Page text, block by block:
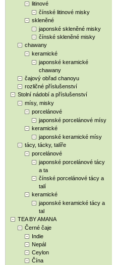
litinové
čínské litinové misky
skleněné
japonské skleněné misky
čínské skleněné misky
chawany
keramické
japonské keramické
chawany
čajový obřad chanoyu
rozličné příslušenství
Stolní nádobí a příslušenství
mísy, misky
porcelánové
japonské porcelánové mísy
keramické
japonské keramické mísy
tácy, tácky, talíře
porcelánové
japonské porcelánové tácy
a ta
čínské porcelánové tácy a
talí
keramické
japonské keramické tácy a
tal
TEA BY AMANA
Černé čaje
Indie
Nepál
Ceylon
Čína